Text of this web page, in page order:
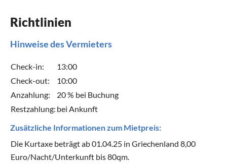
Richtlinien
Hinweise des Vermieters
Check-in:
13:00
Check-out:
10:00
Anzahlung:
20 % bei Buchung
Restzahlung: bei Ankunft
Zusätzliche Informationen zum Mietpreis:
Die Kurtaxe beträgt ab 01.04.25 in Griechenland 8,00
Euro/Nacht/Unterkunft bis 80qm.